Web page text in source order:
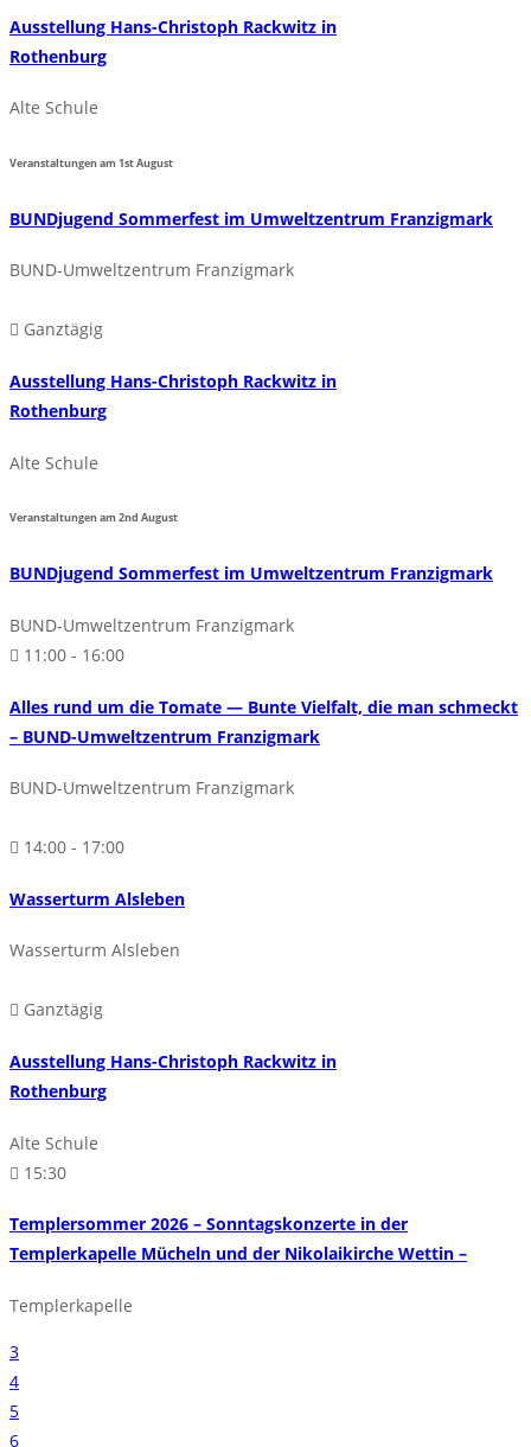
Ausstellung Hans-Christoph Rackwitz in
Rothenburg
Alte Schule
Veranstaltungen am1stAugust
BUNDjugend Sommerfest im Umweltzentrum Franzigmark
BUND-Umweltzentrum Franzigmark
Ganztägig
Ausstellung Hans-Christoph Rackwitz in
Rothenburg
Alte Schule
Veranstaltungen am2nd August
BUNDjugend Sommerfest im Umweltzentrum Franzigmark
BUND-Umweltzentrum Franzigmark
11:00 - 16:00
Alles rund um die Tomate — Bunte Vielfalt, die man schmeckt
– BUND-Umweltzentrum Franzigmark
BUND-Umweltzentrum Franzigmark
14:00 - 17:00
Wasserturm Alsleben
Wasserturm Alsleben
Ganztägig
Ausstellung Hans-Christoph Rackwitz in
Rothenburg
Alte Schule
15:30
Templersommer 2026 – Sonntagskonzerte in der
Templerkapelle Mücheln und der Nikolaikirche Wettin –
Templerkapelle
3
4
5
6